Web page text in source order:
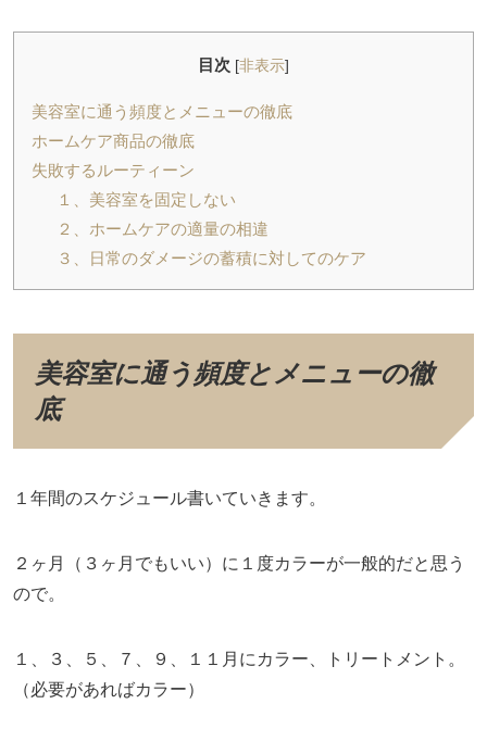
目次 [非表示]
美容室に通う頻度とメニューの徹底
ホームケア商品の徹底
失敗するルーティーン
１、美容室を固定しない
２、ホームケアの適量の相違
３、日常のダメージの蓄積に対してのケア
美容室に通う頻度とメニューの徹
底
１年間のスケジュール書いていきます。
２ヶ月（３ヶ月でもいい）に１度カラーが一般的だと思う
ので。
１、３、５、７、９、１１月にカラー、トリートメント。
（必要があればカラー）